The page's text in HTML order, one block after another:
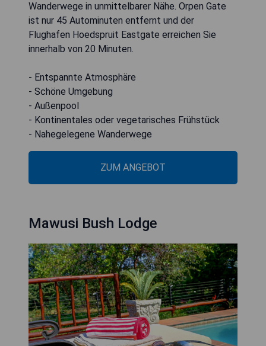
Wanderwege in unmittelbarer Nähe. Orpen Gate
ist nur 45 Autominuten entfernt und der
Flughafen Hoedspruit Eastgate erreichen Sie
innerhalb von 20 Minuten.
- Entspannte Atmosphäre
- Schöne Umgebung
- Außenpool
- Kontinentales oder vegetarisches Frühstück
- Nahegelegene Wanderwege
ZUM ANGEBOT
Mawusi Bush Lodge